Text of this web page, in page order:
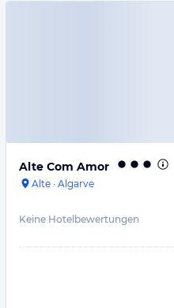
Alte Com Amor
Alte · Algarve
Keine Hotelbewertungen